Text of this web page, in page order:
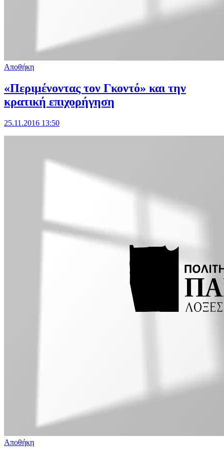
Αποθήκη
«Περιμένοντας τον Γκοντό» και την
κρατική επιχορήγηση
25.11.2016 13:50
Αποθήκη